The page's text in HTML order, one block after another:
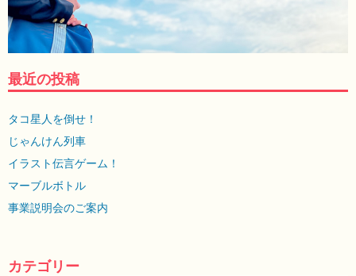
最近の投稿
タコ星人を倒せ！
じゃんけん列車
イラスト伝言ゲーム！
マーブルボトル
事業説明会のご案内
カテゴリー